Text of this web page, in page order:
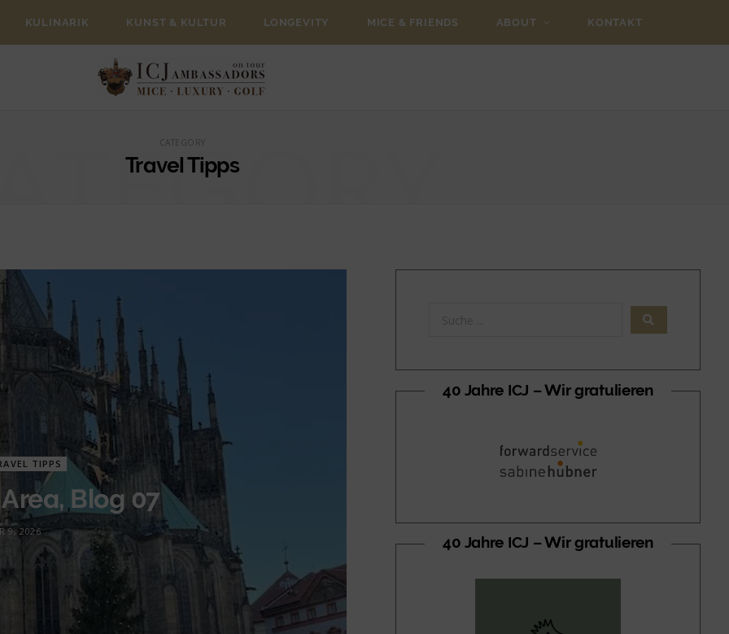
KULINARIK KUNST & KULTUR LONGEVITY MICE & FRIENDS ABOUT KONTAKT
CATEGORY
Travel Tipps
TIPPS
Blog 07
9, 2026
40 Jahre ICJ – Wir gratulieren
40 Jahre ICJ – Wir gratulieren